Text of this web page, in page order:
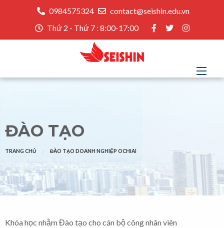
0984575324
contact@seishin.edu.vn
Thứ 2 - Thứ 7 : 8:00-17:00
ĐÀO TẠO
TRANG CHỦ ĐÀO TẠO DOANH NGHIỆP OCHIAI
Khóa học nhằm Đào tạo cho cán bộ công nhân viên